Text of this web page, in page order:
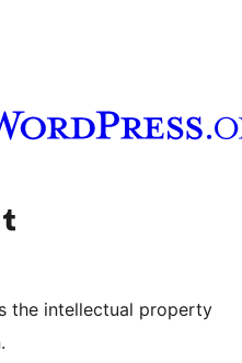
edin
Tumblr hesabımızı ziyaret edin
the intellectual property